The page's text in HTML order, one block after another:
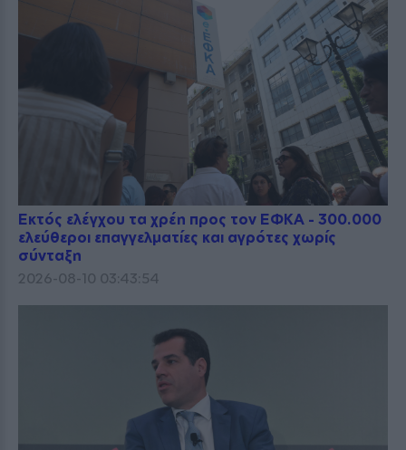
Εκτός ελέγχου τα χρέη προς τον ΕΦΚΑ - 300.000
ελεύθεροι επαγγελματίες και αγρότες χωρίς
σύνταξη
2026-08-10 03:43:54